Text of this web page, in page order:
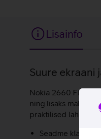
Lisainfo
Suure ekraani
Nokia 2660 Flip 4G
ning lisaks mahub
praktilised
Seadme klapil on